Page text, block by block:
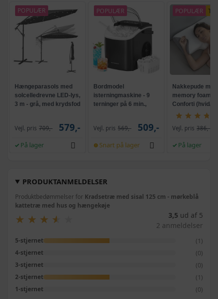
PRODUKTANMELDELSER
Produktbedømmelser for Kradsetræ med sisal 125 cm - mørkeblå
kattetræ med hus og hængekøje
★
★ ★
★ ★
★ ★
★ 3,5 ud af 5
2 anmeldelser
5-stjernet (1)
4-stjernet (0)
3-stjernet (0)
2-stjernet (1)
1-stjernet (0)
POPULÆR
Hængeparasols med
solcelledrevne LED-lys,
3 m - grå, med krydsfod
Vejl. pris 709,- 579,-
På lager
POPULÆR
Bordmodel
isterningmaskine - 9
terninger på 6 min.,
Vejl. pris 569,- 509,-
Snart på lager
POPULÆR
Nakkepude med
memory foam -
Conforti (hvid/
Vejl. pris 386,-
På lager